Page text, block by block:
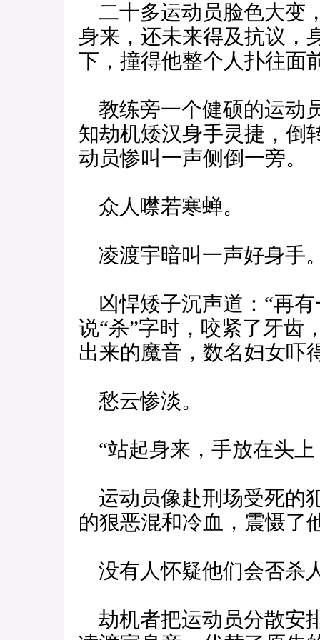
二十多运动员脸色大变
身来，还未来得及抗议，
下，撞得他整个人扑往面
教练旁一个健硕的运动
知劫机矮汉身手灵捷，倒
动员惨叫一声侧倒一旁。
众人噤若寒蝉。
凌渡宇暗叫一声好身手
凶悍矮子沉声道：“再有
说“杀”字时，咬紧了牙齿
出来的魔音，数名妇女吓
愁云惨淡。
“站起身来，手放在头上
运动员像赴刑场受死的
的狠恶混和冷血，震慑了
没有人怀疑他们会否杀
劫机者把运动员分散安